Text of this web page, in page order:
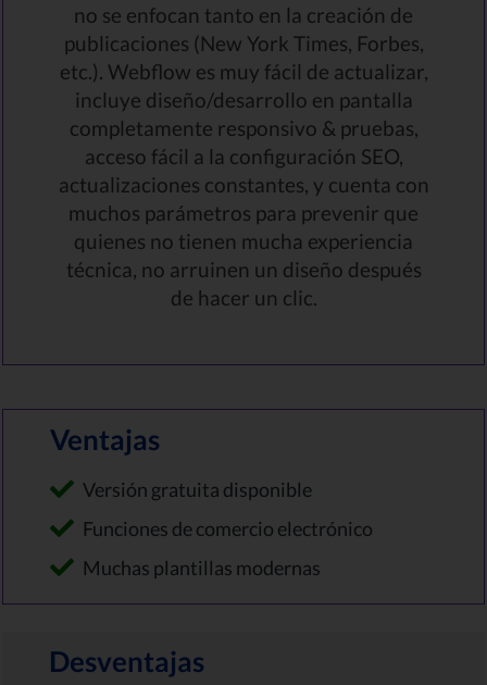
no se enfocan tanto en la creación de
publicaciones (New York Times, Forbes,
etc.). Webflow es muy fácil de actualizar,
incluye diseño/desarrollo en pantalla
completamente responsivo & pruebas,
acceso fácil a la configuración SEO,
actualizaciones constantes, y cuenta con
muchos parámetros para prevenir que
quienes no tienen mucha experiencia
técnica, no arruinen un diseño después
de hacer un clic.
Ventajas
Versión gratuita disponible
Funciones de comercio electrónico
Muchas plantillas modernas
Desventajas